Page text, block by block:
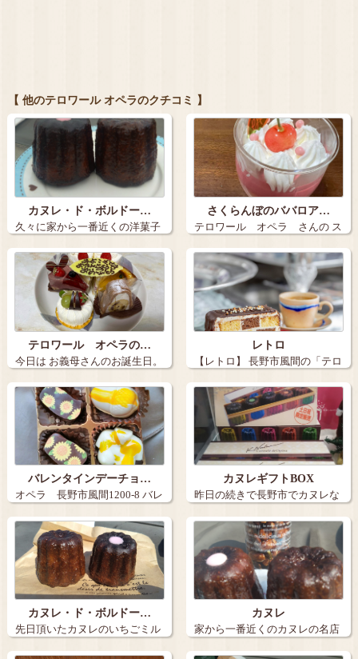
【 他のテロワール オペラのクチコミ 】
カヌレ・ド・ボルドー…
久々に家から一番近くの洋菓子
屋さんで、 …
さくらんぼのババロア…
テロワール オペラ さんの ス
イーツ …
テロワール オペラの…
今日は お義母さんのお誕生日。
いつ…
レトロ
【レトロ】 長野市風間の「テロ
ワール …
バレンタインデーチョ…
オペラ 長野市風間1200-8 バレ
ン…
カヌレギフトBOX
昨日の続きで長野市でカヌレな
らここだと思…
カヌレ・ド・ボルドー…
先日頂いたカヌレのいちごミル
ク味が美味し…
カヌレ
家から一番近くのカヌレの名店
のテロワール…